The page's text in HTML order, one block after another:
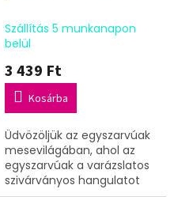
Szállítás 5 munkanapon
belül
3 439 Ft
Kosárba
Üdvözöljük az egyszarvúak
mesevilágában, ahol az
egyszarvúak a varázslatos
szivárványos hangulatot
élvezik. Méretek: 21,5x21,5x2